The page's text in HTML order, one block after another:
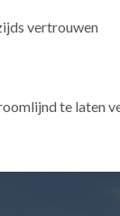
vertrouwen
te laten